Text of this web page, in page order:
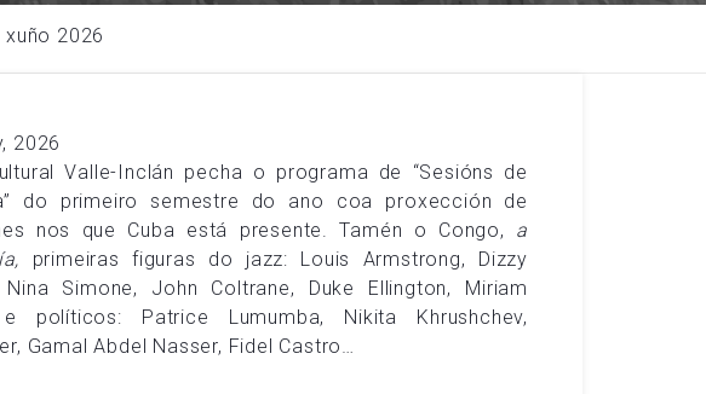
2026
2026
Valle-Inclán pecha o programa de “Sesións de
do primeiro semestre do ano coa proxección de
nos que Cuba está presente. Tamén o Congo, a
primeiras figuras do jazz: Louis Armstrong, Dizzy
Nina Simone, John Coltrane, Duke Ellington, Miriam
políticos: Patrice Lumumba, Nikita Khrushchev,
Gamal Abdel Nasser, Fidel Castro…